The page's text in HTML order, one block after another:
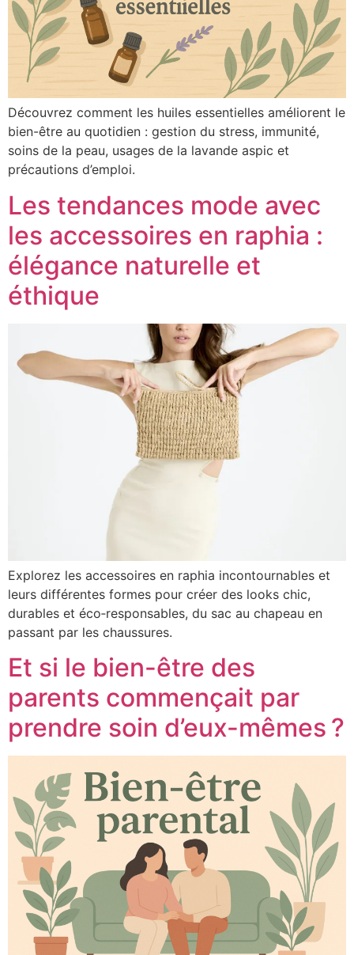
Découvrez comment les huiles essentielles améliorent le
bien-être au quotidien : gestion du stress, immunité,
soins de la peau, usages de la lavande aspic et
précautions d’emploi.
Les tendances mode avec
les accessoires en raphia :
élégance naturelle et
éthique
Explorez les accessoires en raphia incontournables et
leurs différentes formes pour créer des looks chic,
durables et éco‑responsables, du sac au chapeau en
passant par les chaussures.
Et si le bien-être des
parents commençait par
prendre soin d’eux-mêmes ?